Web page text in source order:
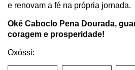
e renovam a fé na própria jornada.
Okê Caboclo Pena Dourada,
coragem e prosperidade!
Oxóssi: